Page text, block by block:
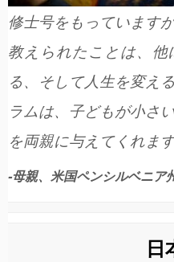
修士号をもっています
教えられたことは、
る、そして人生を変え
ラムは、子どもが小さ
を両親に与えてくれます
-母親、米国ペンシルベニア
日